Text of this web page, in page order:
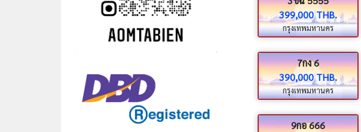
399,000 THB.
กรุงเทพมหานคร
7กง 6
390,000 THB.
กรุงเทพมหานคร
9กอ 666